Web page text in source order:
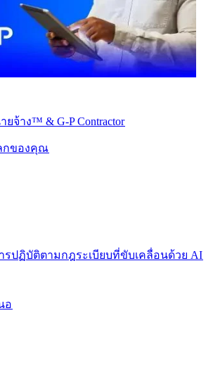
จ้าง™ & G-P Contractor​​
กของคุณ​​
รปฏิบัติตามกฎระเบียบที่ขับเคลื่อนด้วย AI​​
อ​​